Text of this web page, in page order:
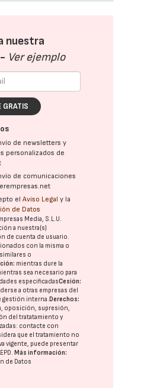
nuestra
Ver ejemplo
GRATIS
de newsletters y
personalizados de
de comunicaciones
elAviso Legal y la
de Datos
Media, S.L.U.
a nuestra(s)
de cuenta de usuario.
con la misma o
o
mientras dure la
sea necesario para
especificadasCesión:
a otras empresas del
gestión interna.Derechos:
oposición, supresión,
del tratatamiento y
contacte con
que el tratamiento no
vigente, puede presentar
.Más información:
de Datos